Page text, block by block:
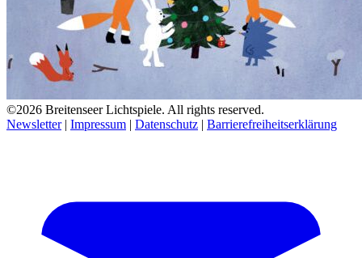
©2026 Breitenseer Lichtspiele. All rights reserved.
Newsletter| Impressum | Datenschutz | Barrierefreiheitserklärung